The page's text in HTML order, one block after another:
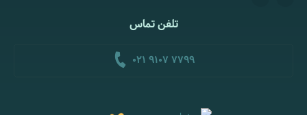
تلفن تماس
021 9107 7799